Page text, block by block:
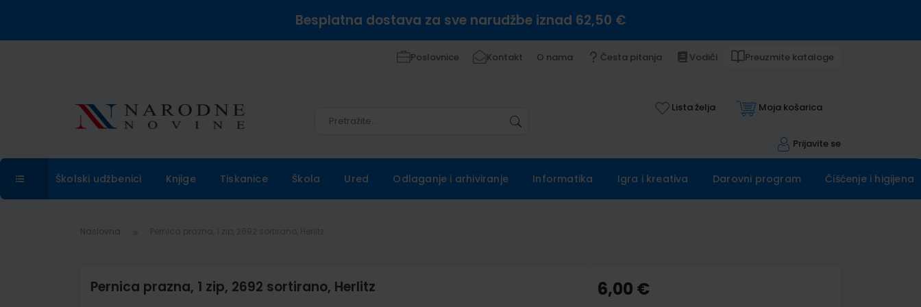
Besplatna dostava za sve narudžbe iznad 62,50 €
Poslovnice Kontakt O nama Česta pitanja Vodiči Preuzmite kataloge
Lista želja Moja košarica
Prijavite se
Školski udžbenici Knjige Tiskanice Škola Ured Odlaganje i arhiviranje Informatika Igra i kreativa Darovni program Čišćenje i higijena
Naslovna
Pernica prazna, 1 zip, 2692 sortirano, Herlitz 6,00 €